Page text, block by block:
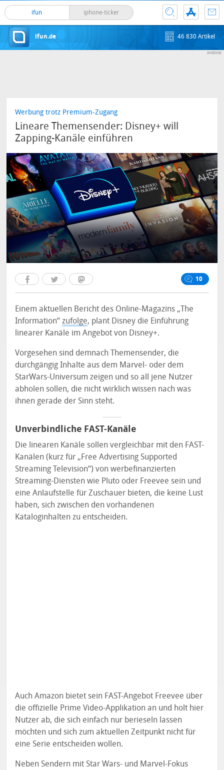
ifun iphone-ticker
ifun.de 46 830 Artikel
Werbung trotz Premium-Zugang
Lineare Themensender: Disney+ will
Zapping-Kanäle einführen
10
Einem aktuellen Bericht des Online-Magazins „The
Information“zufolge, plant Disney die Einführung
linearer Kanäle im Angebot von Disney+.
Vorgesehen sind demnach Themensender, die
durchgängig Inhalte aus dem Marvel- oder dem
StarWars-Universum zeigen und so all jene Nutzer
abholen sollen, die nicht wirklich wissen nach was
ihnen gerade der Sinn steht.
Unverbindliche FAST-Kanäle
Die linearen Kanäle sollen vergleichbar mit den FAST-
Kanälen (kurz für „Free Advertising Supported
Streaming Television“) von werbefinanzierten
Streaming-Diensten wie Pluto oder Freevee sein und
eine Anlaufstelle für Zuschauer bieten, die keine Lust
haben, sich zwischen den vorhandenen
Kataloginhalten zu entscheiden.
Auch Amazon bietet sein FAST-Angebot Freevee über
die offizielle Prime Video-Applikation an und holt hier
Nutzer ab, die sich einfach nur berieseln lassen
möchten und sich zum aktuellen Zeitpunkt nicht für
eine Serie entscheiden wollen.
Neben Sendern mit Star Wars- und Marvel-Fokus